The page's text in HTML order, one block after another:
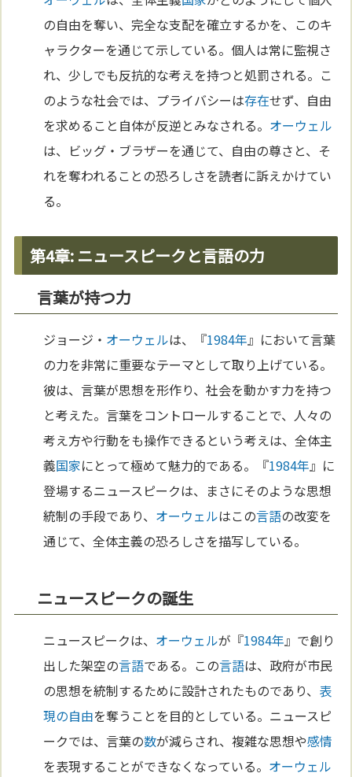
の自由を奪い、完全な支配を確立するかを、このキ
ャラクターを通じて示している。個人は常に監視さ
れ、少しでも反抗的な考えを持つと処罰される。こ
のような社会では、プライバシーは存在せず、自由
を求めること自体が反逆とみなされる。 オーウェル
は、ビッグ・ブラザーを通じて、自由の尊さと、そ
れを奪われることの恐ろしさを読者に訴えかけてい
る。
第4章: ニュースピークと言語の力
言葉が持つ力
ジョージ・ オーウェルは、『1984年』において言葉
の力を非常に重要なテーマとして取り上げている。
彼は、言葉が思想を形作り、社会を動かす力を持つ
と考えた。言葉をコントロールすることで、人々の
考え方や行動をも操作できるという考えは、全体主
義国家にとって極めて魅力的である。『1984年』に
登場するニュースピークは、まさにそのような思想
統制の手段であり、 オーウェルはこの言語の改変を
通じて、全体主義の恐ろしさを描写している。
ニュースピークの誕生
ニュースピークは、 オーウェルが『1984年』で創り
出した架空の言語である。この言語は、政府が市民
の思想を統制するために設計されたものであり、 表
現の自由を奪うことを目的としている。ニュースピ
ークでは、言葉の数が減らされ、複雑な思想や感情
を表現することができなくなっている。 オーウェル